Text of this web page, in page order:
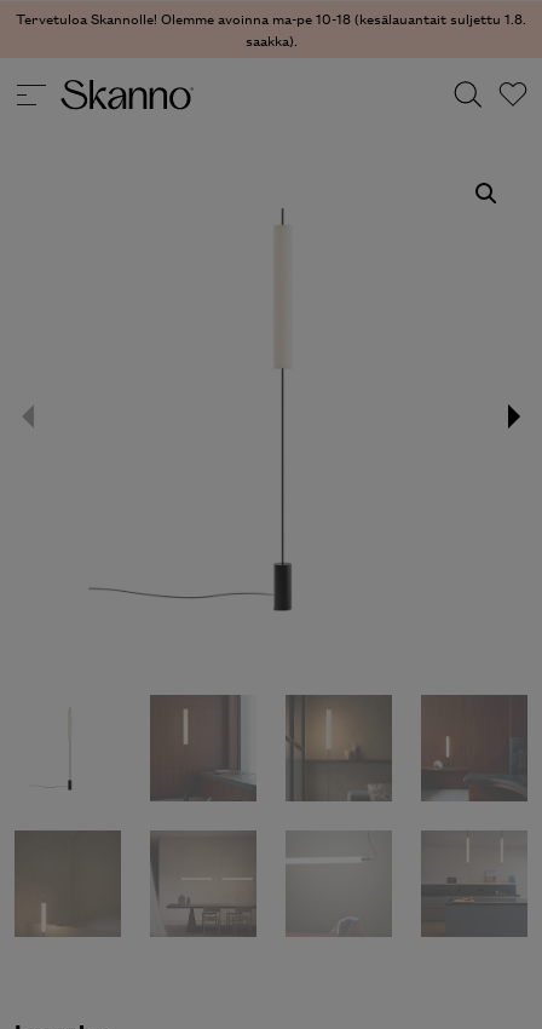
Tervetuloa Skannolle! Olemme avoinna ma-pe 10-18 (kesälauantait suljettu 1.8.
saakka).
Type 2 or more characters for results.